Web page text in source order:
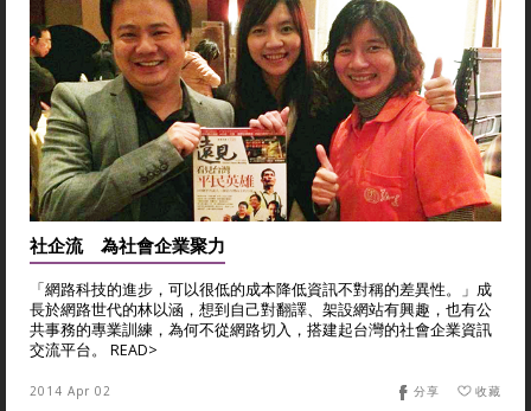
社企流 為社會企業聚力
「網路科技的進步，可以很低的成本降低資訊不對稱的差異性。」成
長於網路世代的林以涵，想到自己對翻譯、架設網站有興趣，也有公
共事務的專業訓練，為何不從網路切入，搭建起台灣的社會企業資訊
交流平台。 READ>
2014 Apr 02 收藏
分享